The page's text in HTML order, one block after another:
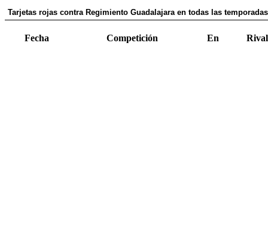
Tarjetas rojas contra Regimiento Guadalajara en todas las
Fecha Competición En Rival